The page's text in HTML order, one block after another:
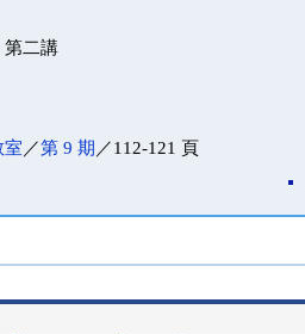
第二講
室 ／第 9 期 ／112-121 頁